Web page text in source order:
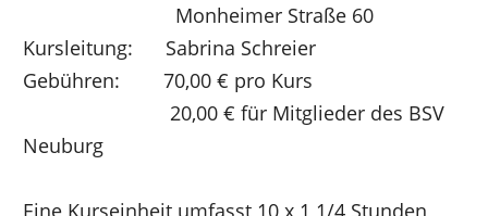
Monheimer Straße 60
Kursleitung:
Sabrina Schreier
Gebühren:
70,00 € pro Kurs
20,00 € für Mitglieder des BSV
Neuburg
Eine Kurseinheit umfasst 10 x 1 1/4 Stunden